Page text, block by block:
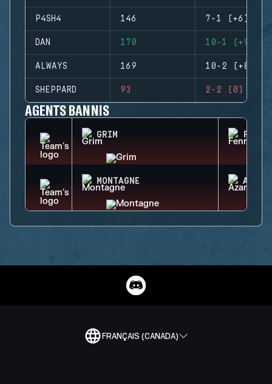
P4SH4 146 7-1 (+6)
DAN 170 10-1 (+9)
ALWAYS 169 10-2 (+8)
SHEPPARD 93 2-2 (0)
AGENTS BANNIS
GRIM
MONTAGNE AZAMI
FRANÇAIS (CANADA)